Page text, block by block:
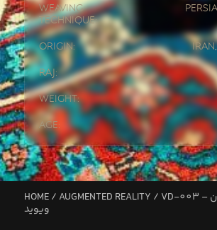
Weaving
Technique:
Origin: Iran,
Raj:
Weight:
Age:
HOME/ AUGMENTED REALITY / VD-003 – قالی جوشقان
ویوید